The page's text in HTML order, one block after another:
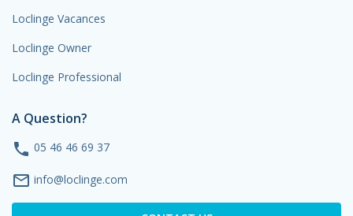
Loclinge Vacances
Loclinge Owner
Loclinge Professional
A Question?
phone 05 46 46 69 37
mail_outline info@loclinge.com